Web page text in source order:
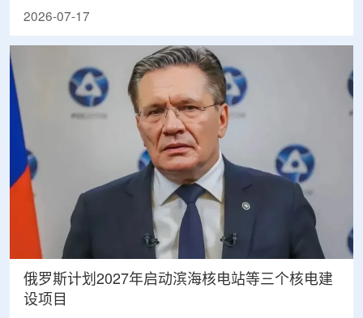
2026-07-17
俄罗斯计划2027年启动滨海核电站等三个核电建
设项目